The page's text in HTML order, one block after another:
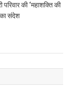
की ‘महाशक्ति की
का संदेश